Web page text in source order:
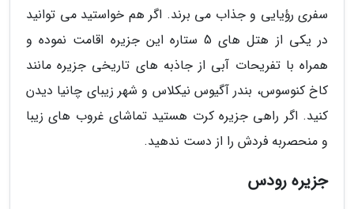
سفری رؤیایی و جذاب می برند. اگر هم خواستید می توانید
در یکی از هتل های 5 ستاره این جزیره اقامت نموده و
همراه با تفریحات آبی از جاذبه های تاریخی جزیره مانند
کاخ کنوسوس، بندر آگیوس نیکلاس و شهر زیبای چانیا دیدن
کنید. اگر راهی جزیره کرت هستید تماشای غروب های زیبا
و منحصربه فردش را از دست ندهید.
جزیره رودس